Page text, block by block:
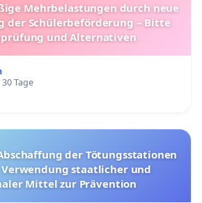
Mehrbelastungen durch neue
der Schülerbeförderung – Bitte
und Alternativen
Tage
staatlicher und
Mittel zur Prävention